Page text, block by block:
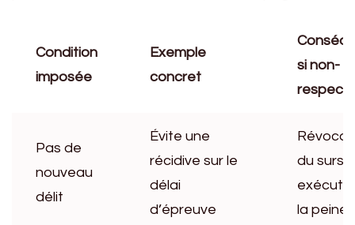
Condition
imposée
Exemple
concret
si non-
respect
Pas de
nouveau
délit
Évite une
récidive sur le
délai
d’épreuve
du
la peine